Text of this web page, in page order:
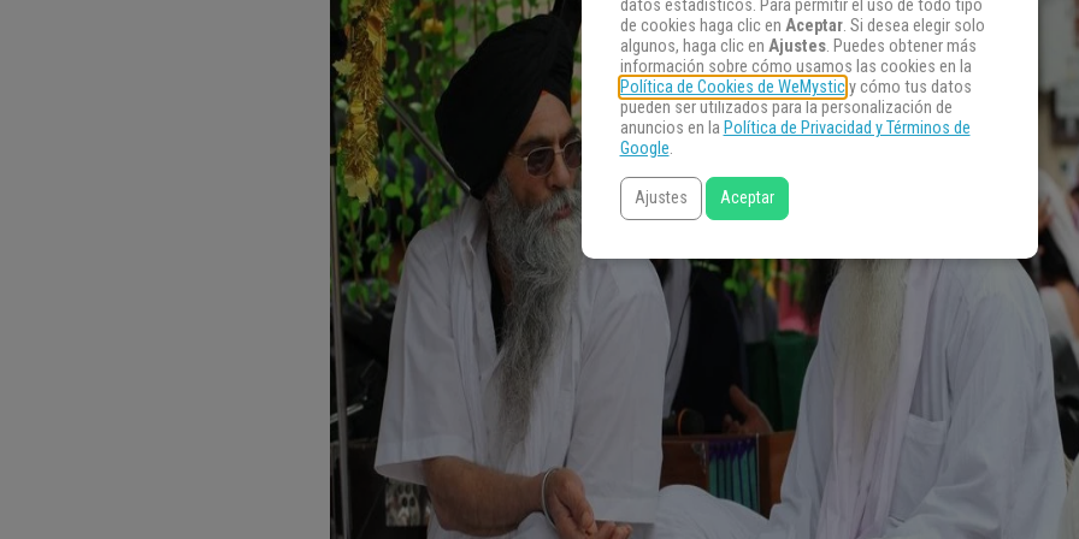
datos estadísticos. Para permitir el uso de todo tipo
de cookies haga clic en Aceptar. Si desea elegir solo
algunos, haga clic en Ajustes. Puedes obtener más
información sobre cómo usamos las cookies en la
Política de Cookies de WeMysticy cómo tus datos
pueden ser utilizados para la personalización de
anuncios en la Política de Privacidad y Términos de
Google.
Ajustes Aceptar